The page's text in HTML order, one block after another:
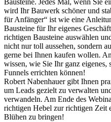
Bausteine. Jedes Mal, wenn Sie
wird Ihr Bauwerk schöner und
für Anfänger“ ist wie eine
Bausteine für Ihr eigenes
richtigen Bausteine auswählen
nicht nur toll aussehen, sondern
gerne bei Ihnen kaufen wollen.
wissen, wie Sie Ihr ganz eigenes,
Funnels errichten können!
Robert Nabenhauer gibt Ihnen
um Leads gezielt zu verwalten
verwandeln. Am Ende des
richtigen Hebel zur richtigen Zeit
Blühen zu bringen!